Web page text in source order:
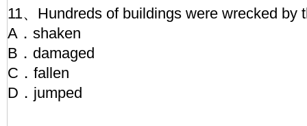
11、Hundreds of buildings were wrecked by
A．shaken
B．damaged
C．fallen
D．jumped